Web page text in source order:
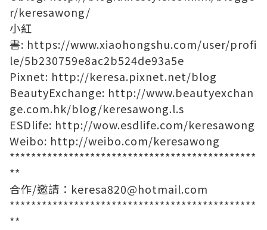
r/keresawong/
小紅
書: https://www.xiaohongshu.com/user/profi
le/5b230759e8ac2b524de93a5e
Pixnet: http://keresa.pixnet.net/blog
BeautyExchange: http://www.beautyexchan
ge.com.hk/blog/keresawong.l.s
ESDlife: http://wow.esdlife.com/keresawong
Weibo: http://weibo.com/keresawong
**********************************************
**
合作/邀請： keresa820@hotmail.com
**********************************************
**